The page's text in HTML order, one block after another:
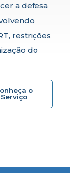
a defesa
restrições
do
o
Serviço